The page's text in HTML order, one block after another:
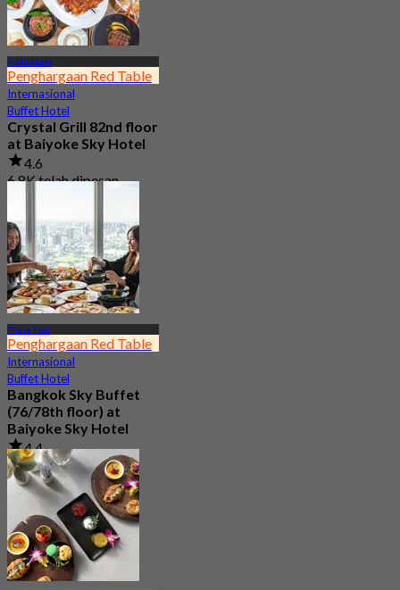
Pratunaam
Penghargaan Red Table
Internasional
Buffet Hotel
Crystal Grill 82nd floor
at Baiyoke Sky Hotel
4.6
6.8K telah dipesan
Phaya Thai
Penghargaan Red Table
Internasional
Buffet Hotel
Bangkok Sky Buffet
(76/78th floor) at
Baiyoke Sky Hotel
4.4
25.9K telah dipesan
Dari฿ 380